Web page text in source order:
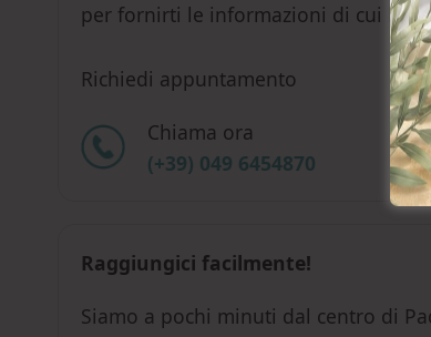
per fornirti le informazioni di cui hai
Richiedi appuntamento
Chiama ora
(+39) 049 6454870
Raggiungici facilmente!
Siamo a pochi minuti dal centro di